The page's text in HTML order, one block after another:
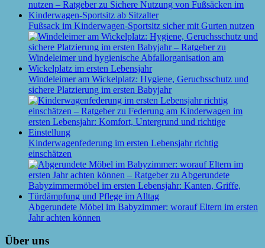
Fußsack im Kinderwagen-Sportsitz sicher mit Gurten nutzen
Windeleimer am Wickelplatz: Hygiene, Geruchsschutz und
sichere Platzierung im ersten Babyjahr
Kinderwagenfederung im ersten Lebensjahr richtig
einschätzen
Abgerundete Möbel im Babyzimmer: worauf Eltern im ersten
Jahr achten können
Über uns